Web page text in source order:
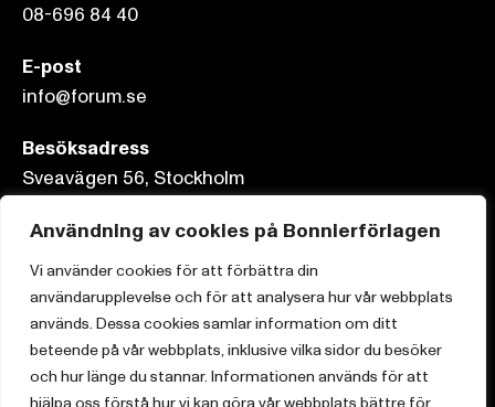
Användning av cookies på Bonnierförlagen
Vi använder cookies för att förbättra din
användarupplevelse och för att analysera hur vår webbplats
används. Dessa cookies samlar information om ditt
beteende på vår webbplats, inklusive vilka sidor du besöker
och hur länge du stannar. Informationen används för att
08-696 84 40
E-post
info@forum.se
Besöksadress
Sveavägen 56, Stockholm
Postadress
Box 3159, 103 63 Stockholm
Om Bonnierförlagen